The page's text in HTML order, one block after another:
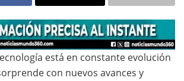
está en constante evolución
con nuevos avances y